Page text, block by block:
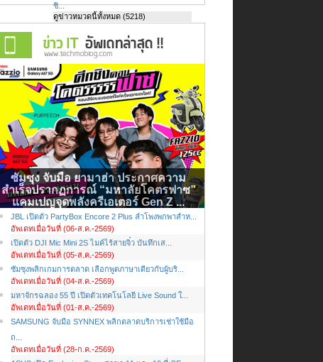
ชิ...
ดูข่าวหมวดนี้ทั้งหมด (5218)
ซัมซุง จับมือ ยามาฮ่า ประกาศความ
สำเร็จปรากฏการณ์ “มหาลัยโคตรฟาซ”
แคมเปญจุดพลังครีเอเตอร์ Gen Z ...
JBL เปิดตัว PartyBox Encore 2 Plus ลำโพงพกพาสำห...
อัพเดทเมื่อวันที่ (06-ส.ค.-2569)
เปิดตัว DJI Mic Mini 2S ไมค์ไร้สายจิ๋ว บันทึกเส...
อัพเดทเมื่อวันที่ (05-ส.ค.-2569)
ซัมซุงพลิกเกมการตลาด เลือกพูดภาษาเดียวกับผู้บริ...
อัพเดทเมื่อวันที่ (04-ส.ค.-2569)
มหาจักรฉลอง 55 ปี เปิดตัวเทคโนโลยี Live Sound ใ...
อัพเดทเมื่อวันที่ (01-ส.ค.-2569)
SAMSUNG จับมือ SYNNEX พลิกตลาดบริการเช่าใช้มือ
ถ...
อัพเดทเมื่อวันที่ (28-ก.ค.-2569)